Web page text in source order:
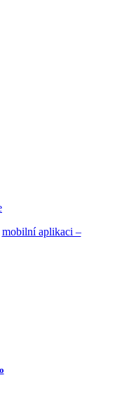
mobilní aplikaci –